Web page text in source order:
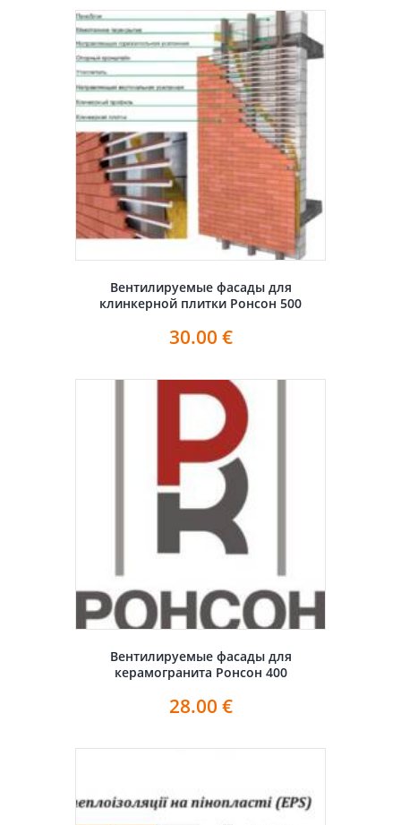
Вентилируемые фасады для
клинкерной плитки Ронсон 500
30.00 €
Вентилируемые фасады для
керамогранита Ронсон 400
28.00 €